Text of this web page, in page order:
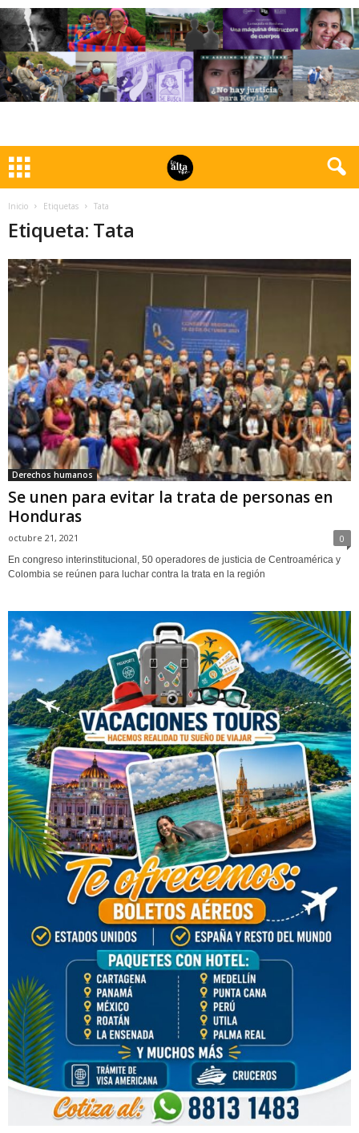
Inicio Etiquetas Tata
Etiqueta: Tata
Derechos humanos
Se unen para evitar la trata de personas en
Honduras
octubre 21, 2021 0
En congreso interinstitucional, 50 operadores de justicia de Centroamérica y
Colombia se reúnen para luchar contra la trata en la región